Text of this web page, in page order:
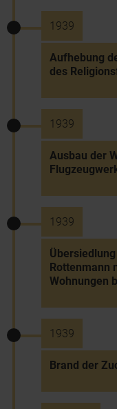
1939
Aufhebung
des
1939
Ausbau der
1939
Rottenmann
Wohnungen
1939
Brand der